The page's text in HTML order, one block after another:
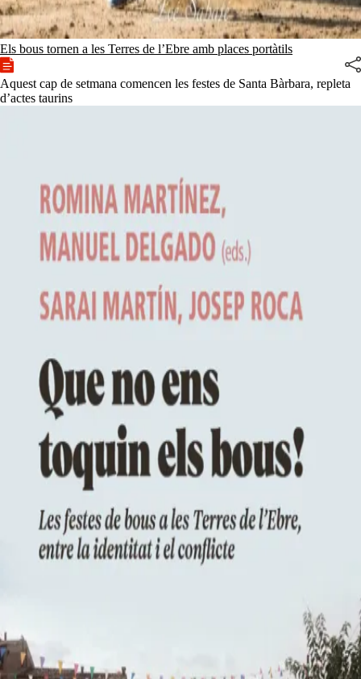
Els bous tornen a les Terres de l’Ebre amb places portàtils
Aquest cap de setmana comencen les festes de Santa Bàrbara, repleta
d’actes taurins